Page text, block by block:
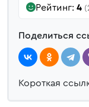
Рейтинг: 4
Поделиться
Короткая